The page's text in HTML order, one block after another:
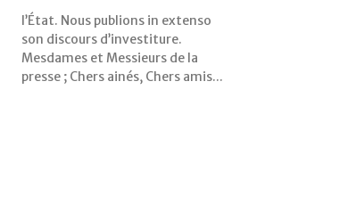
presse ; Chers ainés, Chers amis...